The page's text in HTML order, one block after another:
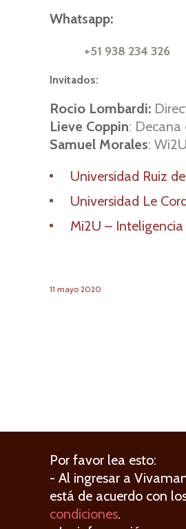
Whatsapp:
+51 938 234 326
Invitados:
Rocio Lombardi:
Lieve Coppin: Decana
Samuel Morales:
Universidad Ruiz
Universidad Le
Mi2U –
11 mayo 2020
Por favor lea esto:
- Al ingresar a
está de acuerdo con
condiciones.